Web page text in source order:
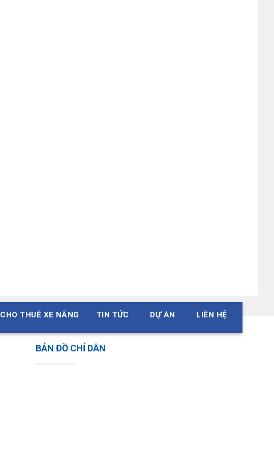
139*88*2.3*54 răng
CHO THUÊ XE NÂNG TIN TỨC DỰ ÁN LIÊN HỆ
BẢN ĐỒ CHỈ DẪN